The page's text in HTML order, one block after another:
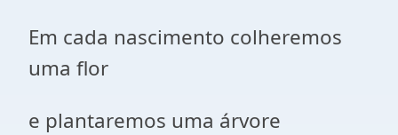
Em cada nascimento colheremos
uma flor
e plantaremos uma árvore